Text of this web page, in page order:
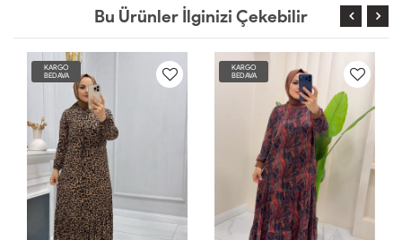
Bu Ürünler İlginizi Çekebilir
KARGO
BEDAVA
KARGO
BEDAVA